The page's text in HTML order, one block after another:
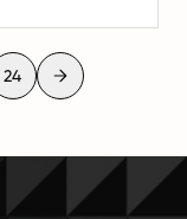
调了远程工
常态的实用
24